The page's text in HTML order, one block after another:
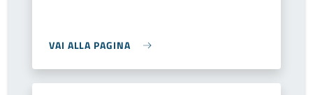
VAI ALLA PAGINA